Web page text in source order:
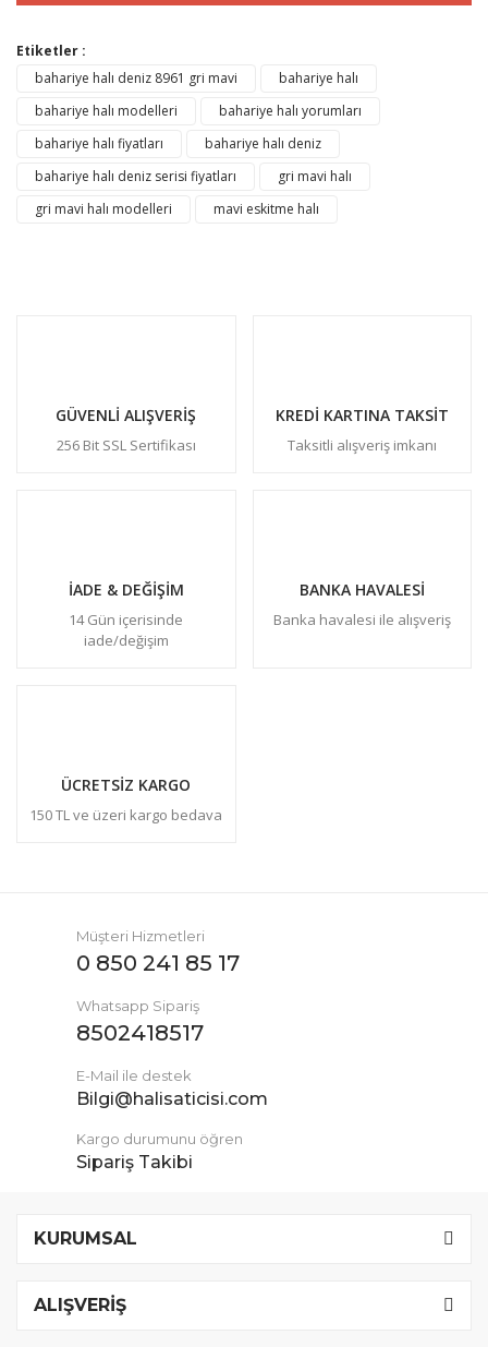
Etiketler :
bahariye halı deniz 8961 gri mavi
bahariye halı
bahariye halı modelleri
bahariye halı yorumları
bahariye halı fiyatları
bahariye halı deniz
bahariye halı deniz serisi fiyatları
gri mavi halı
gri mavi halı modelleri
mavi eskitme halı
GÜVENLİ ALIŞVERİŞ
256 Bit SSL Sertifikası
KREDİ KARTINA TAKSİT
Taksitli alışveriş imkanı
İADE & DEĞİŞİM
14 Gün içerisinde
iade/değişim
BANKA HAVALESİ
Banka havalesi ile alışveriş
ÜCRETSİZ KARGO
150 TL ve üzeri kargo bedava
Müşteri Hizmetleri
0 850 241 85 17
Whatsapp Sipariş
8502418517
E-Mail ile destek
Bilgi@halisaticisi.com
Kargo durumunu öğren
Sipariş Takibi
KURUMSAL
ALIŞVERİŞ